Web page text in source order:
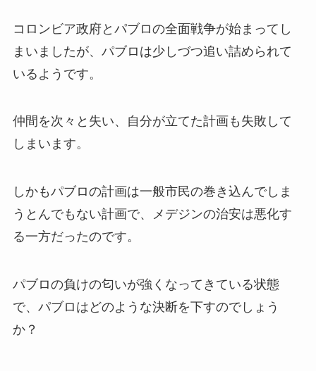
コロンビア政府とパブロの全面戦争が始まってし
まいましたが、パブロは少しづつ追い詰められて
いるようです。
仲間を次々と失い、自分が立てた計画も失敗して
しまいます。
しかもパブロの計画は一般市民の巻き込んでしま
うとんでもない計画で、メデジンの治安は悪化す
る一方だったのです。
パブロの負けの匂いが強くなってきている状態
で、パブロはどのような決断を下すのでしょう
か？